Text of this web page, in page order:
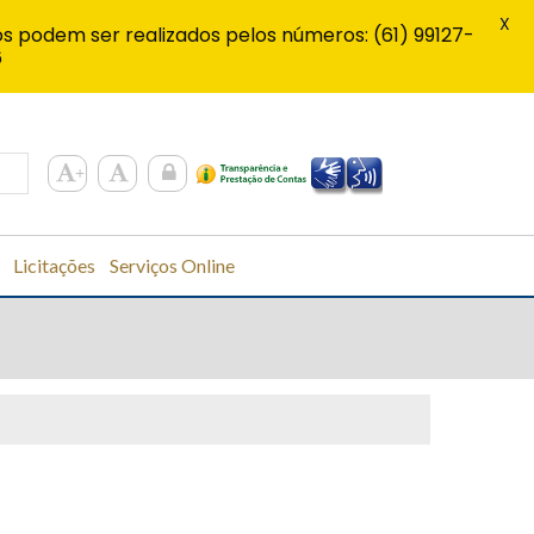
Licitações Serviços Online
ser realizados pelos números: (61) 99127-
X